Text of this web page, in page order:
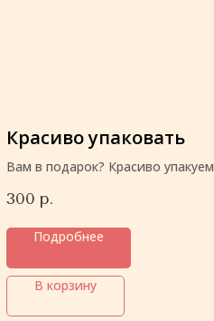
Красиво упаковать
Вам в подарок? Красиво упакуем
300 р.
Подробнее
В корзину